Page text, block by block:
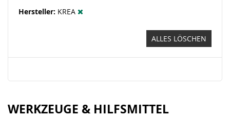
WERKZEUGE & HILFSMITTEL
Hersteller KREA
ALLES LÖSCHEN